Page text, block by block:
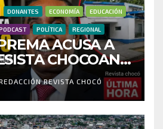
DONANTES ECONOMÍA EDUCACIÓN
POLÍTICA REGIONAL
ACUSA A
CHOCOANO
EN
CONTRATO
DE ACANDÍ
REVISTA CHOCÓ